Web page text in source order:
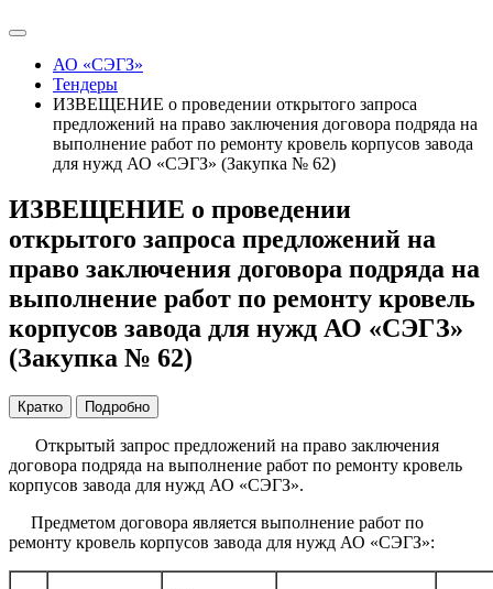
АО «СЭГЗ»
Тендеры
ИЗВЕЩЕНИЕ о проведении открытого запроса
предложений на право заключения договора подряда на
выполнение работ по ремонту кровель корпусов завода
для нужд АО «СЭГЗ» (Закупка № 62)
ИЗВЕЩЕНИЕ о проведении
открытого запроса предложений на
право заключения договора подряда на
выполнение работ по ремонту кровель
корпусов завода для нужд АО «СЭГЗ»
(Закупка № 62)
Кратко Подробно
Открытый запрос предложений на право заключения
договора подряда на выполнение работ по ремонту кровель
корпусов завода для нужд АО «СЭГЗ».
Предметом договора является выполнение работ по
ремонту кровель корпусов завода для нужд АО «СЭГЗ»: